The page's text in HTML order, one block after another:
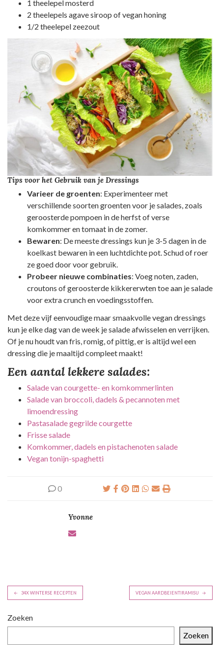
1 theelepel mosterd
2 theelepels agave siroop of vegan honing
1/2 theelepel zeezout
Tips voor het Gebruik van je Dressings
Varieer de groenten: Experimenteer met
verschillende soorten groenten voor je salades, zoals
geroosterde pompoen in de herfst of verse
komkommer en tomaat in de zomer.
Bewaren: De meeste dressings kun je 3-5 dagen in de
koelkast bewaren in een luchtdichte pot. Schud of roer
ze goed door voor gebruik.
Probeer nieuwe combinaties: Voeg noten, zaden,
croutons of geroosterde kikkererwten toe aan je salade
voor extra crunch en voedingsstoffen.
Met deze vijf eenvoudige maar smaakvolle vegan dressings
kun je elke dag van de week je salade afwisselen en verrijken.
Of je nu houdt van fris, romig, of pittig, er is altijd wel een
dressing die je maaltijd compleet maakt!
Een aantal lekkere salades:
Salade van courgette- en komkommerlinten
Salade van broccoli, dadels & pecannoten met
limoendressing
Pastasalade gegrilde courgette
Frisse salade
Komkommer, dadels en pistachenoten salade
Vegan tonijn-spaghetti
0
Yvonne
B
r
c
34X WINTERSE RECEPTEN VEGAN AARDBEIENTIRAMISU
Zoeken
Zoeken